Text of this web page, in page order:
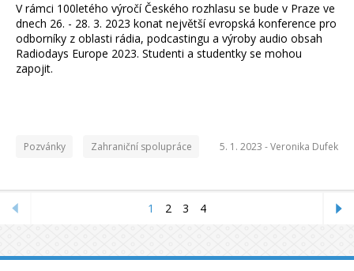
V rámci 100letého výročí Českého rozhlasu se bude v Praze ve
dnech 26. - 28. 3. 2023 konat největší evropská konference pro
odborníky z oblasti rádia, podcastingu a výroby audio obsah
Radiodays Europe 2023. Studenti a studentky se mohou
zapojit.
Pozvánky Zahraniční spolupráce 5. 1. 2023 -Veronika Dufek
1 2 3 4